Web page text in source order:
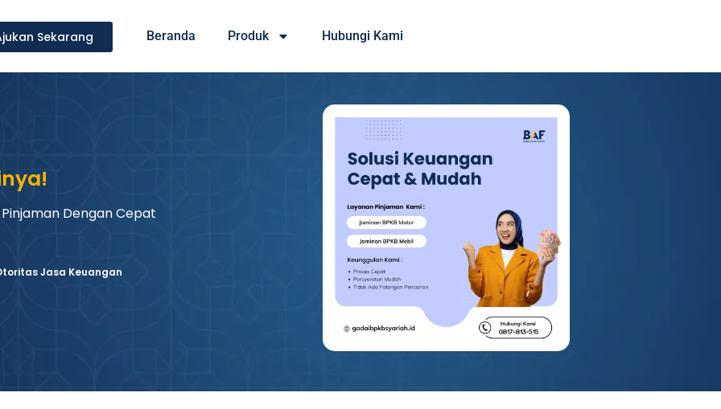
Sekarang Beranda Produk Hubungi Kami
Dengan Cepat
Jasa Keuangan